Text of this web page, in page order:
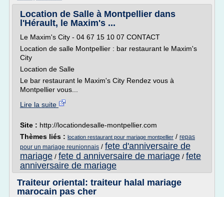
Location de Salle à Montpellier dans
l'Hérault, le Maxim's ...
Le Maxim's City - 04 67 15 10 07 CONTACT
Location de salle Montpellier : bar restaurant le Maxim's
City
Location de Salle
Le bar restaurant le Maxim's City Rendez vous à
Montpellier vous...
Lire la suite
Site : http://locationdesalle-montpellier.com
Thèmes liés : location restaurant pour mariage montpellier / repas
pour un mariage reunionnais / fete d'anniversaire de
mariage / fete d anniversaire de mariage / fete
anniversaire de mariage
Traiteur oriental: traiteur halal mariage
marocain pas cher